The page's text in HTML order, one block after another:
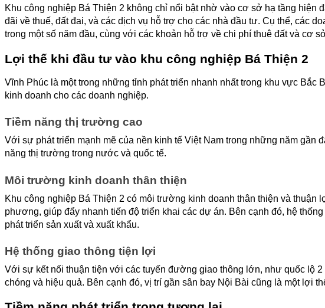
Khu công nghiệp Bá Thiện 2 không chỉ nổi bật nhờ vào cơ sở hạ tầng hiện
đãi về thuế, đất đai, và các dịch vụ hỗ trợ cho các nhà đầu tư. Cụ thể, các
trong một số năm đầu, cùng với các khoản hỗ trợ về chi phí thuê đất và cơ
Lợi thế khi đầu tư vào khu công nghiệp Bá Thiện 2
Vĩnh Phúc là một trong những tỉnh phát triển nhanh nhất trong khu vực
kinh doanh cho các doanh nghiệp.
Tiềm năng thị trường cao
Với sự phát triển mạnh mẽ của nền kinh tế Việt Nam trong những năm gần
năng thị trường trong nước và quốc tế.
Môi trường kinh doanh thân thiện
Khu công nghiệp Bá Thiện 2 có môi trường kinh doanh thân thiện và
phương, giúp đẩy nhanh tiến độ triển khai các dự án. Bên cạnh đó, hệ
phát triển sản xuất và xuất khẩu.
Hệ thống giao thông tiện lợi
Với sự kết nối thuận tiện với các tuyến đường giao thông lớn, như quốc lộ
chóng và hiệu quả. Bên cạnh đó, vị trí gần sân bay Nội Bài cũng là một lợi